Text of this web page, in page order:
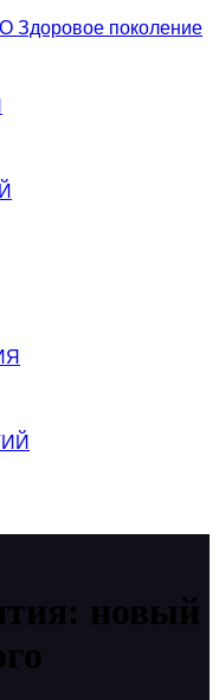
новый